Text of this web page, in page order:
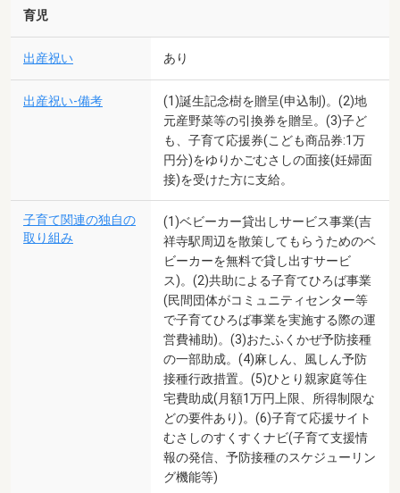
育児
出産祝い あり
出産祝い-備考
(1)誕生記念樹を贈呈(申込制)。(2)地
元産野菜等の引換券を贈呈。(3)子ど
も、子育て応援券(こども商品券:1万
円分)をゆりかごむさしの面接(妊婦面
接)を受けた方に支給。
子育て関連の独自の
取り組み
(1)ベビーカー貸出しサービス事業(吉
祥寺駅周辺を散策してもらうためのベ
ビーカーを無料で貸し出すサービ
ス)。(2)共助による子育てひろば事業
(民間団体がコミュニティセンター等
で子育てひろば事業を実施する際の運
営費補助)。(3)おたふくかぜ予防接種
の一部助成。(4)麻しん、風しん予防
接種行政措置。(5)ひとり親家庭等住
宅費助成(月額1万円上限、所得制限な
どの要件あり)。(6)子育て応援サイト
むさしのすくすくナビ(子育て支援情
報の発信、予防接種のスケジューリン
グ機能等)